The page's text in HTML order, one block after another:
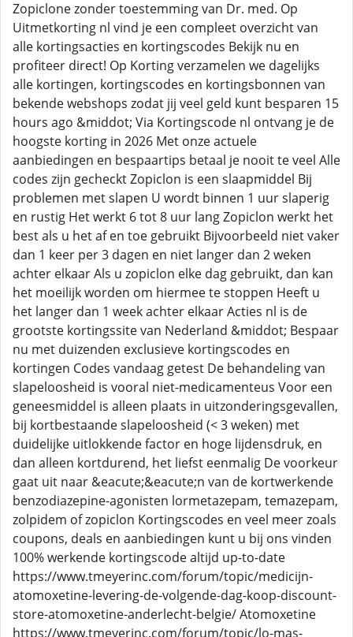
Zopiclone zonder toestemming van Dr. med. Op
Uitmetkorting nl vind je een compleet overzicht van
alle kortingsacties en kortingscodes Bekijk nu en
profiteer direct! Op Korting verzamelen we dagelijks
alle kortingen, kortingscodes en kortingsbonnen van
bekende webshops zodat jij veel geld kunt besparen 15
hours ago &middot; Via Kortingscode nl ontvang je de
hoogste korting in 2026 Met onze actuele
aanbiedingen en bespaartips betaal je nooit te veel Alle
codes zijn gecheckt Zopiclon is een slaapmiddel Bij
problemen met slapen U wordt binnen 1 uur slaperig
en rustig Het werkt 6 tot 8 uur lang Zopiclon werkt het
best als u het af en toe gebruikt Bijvoorbeeld niet vaker
dan 1 keer per 3 dagen en niet langer dan 2 weken
achter elkaar Als u zopiclon elke dag gebruikt, dan kan
het moeilijk worden om hiermee te stoppen Heeft u
het langer dan 1 week achter elkaar Acties nl is de
grootste kortingssite van Nederland &middot; Bespaar
nu met duizenden exclusieve kortingscodes en
kortingen Codes vandaag getest De behandeling van
slapeloosheid is vooral niet-medicamenteus Voor een
geneesmiddel is alleen plaats in uitzonderingsgevallen,
bij kortbestaande slapeloosheid (< 3 weken) met
duidelijke uitlokkende factor en hoge lijdensdruk, en
dan alleen kortdurend, het liefst eenmalig De voorkeur
gaat uit naar &eacute;&eacute;n van de kortwerkende
benzodiazepine-agonisten lormetazepam, temazepam,
zolpidem of zopiclon Kortingscodes en veel meer zoals
coupons, deals en aanbiedingen kunt u bij ons vinden
100% werkende kortingscode altijd up-to-date
https://www.tmeyerinc.com/forum/topic/medicijn-
atomoxetine-levering-de-volgende-dag-koop-discount-
store-atomoxetine-anderlecht-belgie/ Atomoxetine
https://www.tmeyerinc.com/forum/topic/lo-mas-